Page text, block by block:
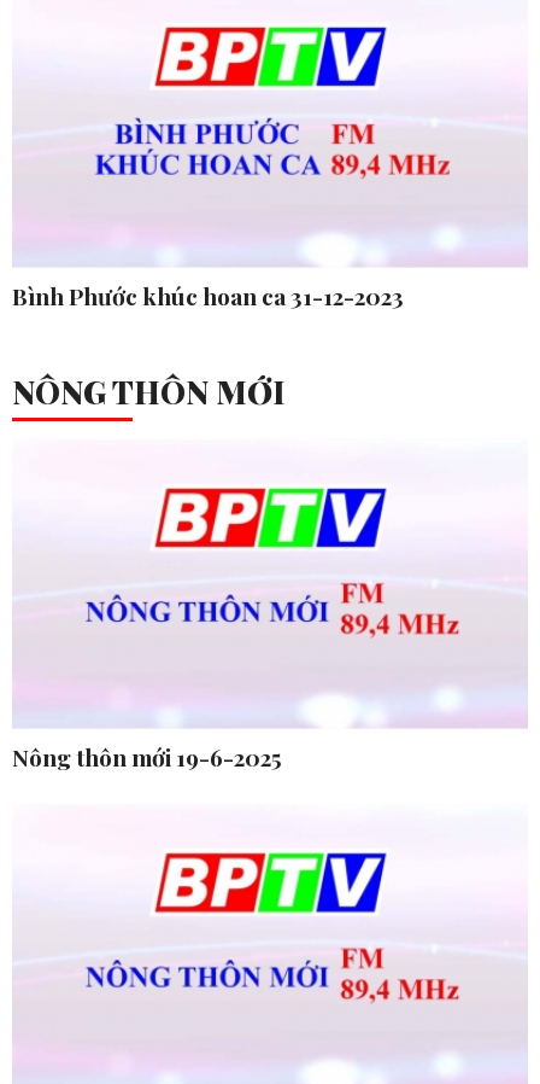
Bình Phước khúc hoan ca 31-12-2023
NÔNG THÔN MỚI
Nông thôn mới 19-6-2025